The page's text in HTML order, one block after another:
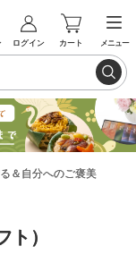
ログイン カート メニュー
＆自分へのご褒美
）